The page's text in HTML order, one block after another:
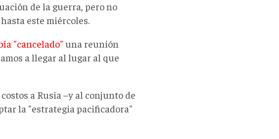
de la guerra, pero no
este miércoles.
"cancelado" una reunión
a llegar al lugar al que
a Rusia –y al conjunto de
la "estrategia pacificadora"